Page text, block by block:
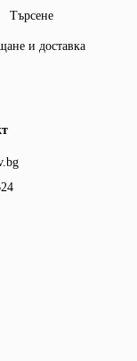
Търсене
и доставка